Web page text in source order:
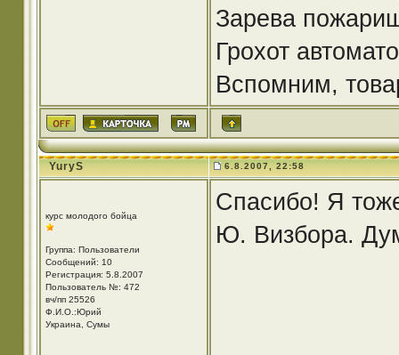
Зарева
Грохот
Вспомним,
YuryS 6.8.2007, 22:58
курс молодого бойца
Группа: Пользователи
Сообщений: 10
Регистрация: 5.8.2007
Пользователь №: 472
вч/пп 25526
Ф.И.О.:Юрий
Украина, Сумы
Спасибо! Я
Ю. Визбора.